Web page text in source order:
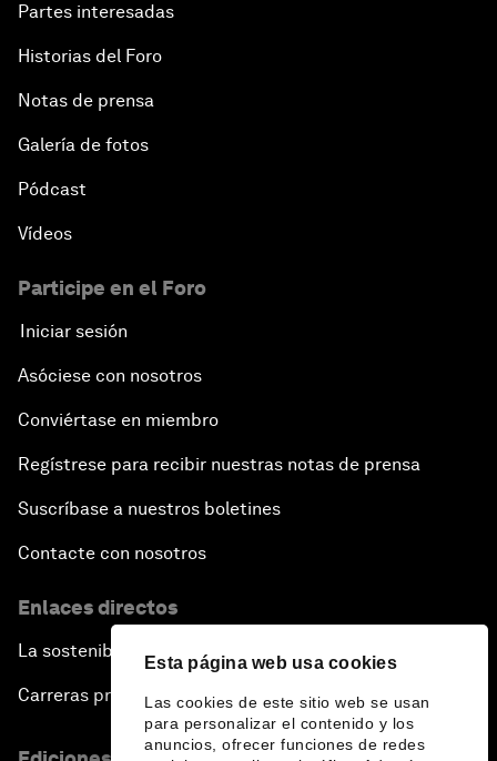
Esta página web usa cookies
Las cookies de este sitio web se usan
para personalizar el contenido y los
anuncios, ofrecer funciones de redes
Partes interesadas
Historias del Foro
Notas de prensa
Galería de fotos
Pódcast
Vídeos
Participe en el Foro
Iniciar sesión
Asóciese con nosotros
Conviértase en miembro
Regístrese para recibir nuestras notas de prensa
Suscríbase a nuestros boletines
Contacte con nosotros
Enlaces directos
La sostenibilidad en el Foro
Carreras profesionales